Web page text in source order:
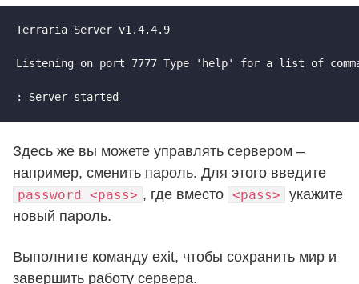
Terraria Server v1.4.4.9
Listening on port 7777 Type 'help' for a list of
: Server started
Здесь же вы можете управлять сервером –
например, сменить пароль. Для этого введите
password <pass> , где вместо <pass>
укажите
новый пароль.
Выполните команду exit, чтобы сохранить мир и
завершить работу сервера.